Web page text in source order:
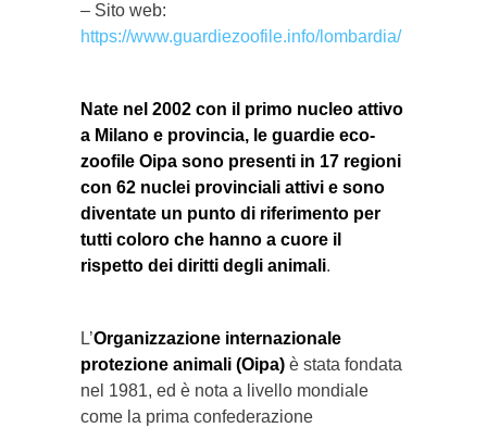
– Sito web:
https://www.guardiezoofile.info/lombardia/
Nate nel 2002 con il primo nucleo attivo
a Milano e provincia, le guardie eco-
zoofile Oipa sono presenti in 17 regioni
con 62 nuclei provinciali attivi e sono
diventate un punto di riferimento per
tutti coloro che hanno a cuore il
rispetto dei diritti degli animali.
L’Organizzazione internazionale
protezione animali (Oipa) è stata fondata
nel 1981, ed è nota a livello mondiale
come la prima confederazione